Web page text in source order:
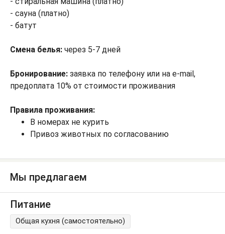
- сауна (платно)
- батут
Смена белья: через 5-7 дней
Бронирование: заявка по телефону или на e-mail,
предоплата 10% от стоимости проживания
Правила проживания:
В номерах не курить
Привоз животных по согласованию
Мы предлагаем
Питание
Общая кухня (самостоятельно)